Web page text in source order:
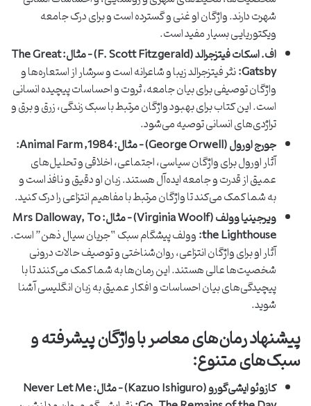
شهرت دارند. واژگان او غنی و گسترده است و برای درک جامعه
ویکتوریایی بسیار مفید است.
اف. اسکات فیتزجرالد (F. Scott Fitzgerald) – مثال: The Great
Gatsby: نثر فیتزجرالد زیبا و شاعرانه است و سرشار از استعاره‌ها و
واژگان توصیفی برای بیان جامعه، ثروت و احساسات پیچیده انسانی
است. این کتاب برای بهبود واژگان مرتبط با سبک زندگی، زرق و برق و
تراژدی‌های انسانی توصیه می‌شود.
جورج اورول (George Orwell) – مثال: 1984, Animal Farm:
آثار اورول برای واژگان سیاسی، اجتماعی، اخلاقی و تحلیل‌های
عمیق از قدرت و جامعه ایده‌آل هستند. زبان او دقیق و نافذ است و
به شما کمک می‌کند تا واژگان مرتبط با مفاهیم انتزاعی را درک کنید.
ویرجینیا وولف (Virginia Woolf) – مثال: Mrs Dalloway, To
the Lighthouse: وولف پیشگام سبک “جریان سیال ذهن” است.
آثار او برای واژگان انتزاعی، روان‌شناختی و توصیف حالات درونی
شخصیت‌ها عالی هستند. این رمان‌ها به شما کمک می‌کنند تا با
پیچیدگی‌های بیان احساسات و افکار عمیق به زبان انگلیسی آشنا
شوید.
پیشنهاد رمان‌های معاصر با واژگان پیشرفته و
سبک‌های متنوع:
کازوئو ایشی‌گورو (Kazuo Ishiguro) – مثال: Never Let Me